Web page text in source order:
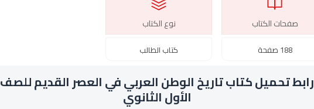
صفحات الكتاب
188 صفحة
نوع الكتاب
كتاب الطالب
رابط تحميل كتاب تاريخ الوطن العربي في العصر القديم للصف
الأول الثانوي